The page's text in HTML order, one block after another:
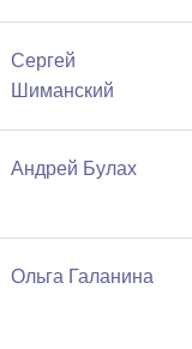
Сергей
Шиманский
Андрей Булах
Ольга Галанина